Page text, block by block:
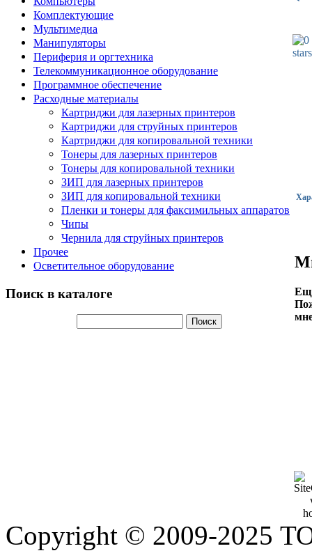
Комплектующие
Мультимедиа
Манипуляторы
Периферия и оргтехника
Телекоммуникационное оборудование
Программное обеспечение
Расходные материалы
Картриджи для лазерных принтеров
Картриджи для струйных принтеров
Картриджи для копировальной техники
Тонеры для лазерных принтеров
Тонеры для копировальной техники
ЗИП для лазерных принтеров
ЗИП для копировальной техники
Пленки и тонеры для факсимильных аппаратов
Чипы
Чернила для струйных принтеров
Прочее
Осветительное оборудование
Поиск в каталоге
Copyright © 2009-2025